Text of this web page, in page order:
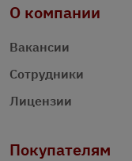
О компании
Вакансии
Сотрудники
Лицензии
Покупателям